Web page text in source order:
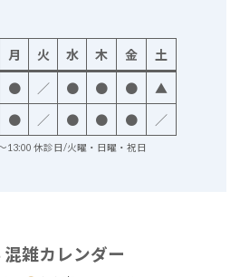
月 火 水 木 金 土
● ／ ● ● ● ▲
● ／ ● ● ● ／
13:00 休診日/火曜・日曜・祝日
混雑カレンダー